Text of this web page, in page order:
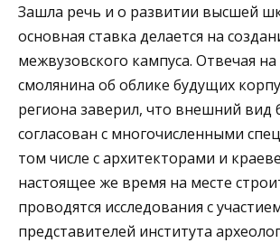
Зашла речь и о развитии высшей
основная ставка делается на
межвузовского кампуса. Отвечая
смолянина об облике будущих
региона заверил, что внешний вид
согласован с многочисленными
том числе с архитекторами и
настоящее же время на месте
проводятся исследования с
представителей института